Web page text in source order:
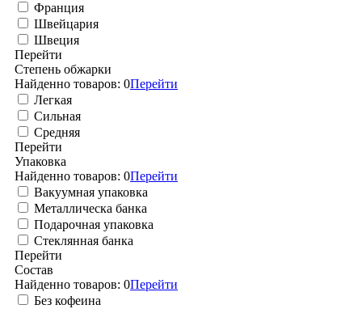
Франция
Швейцария
Швеция
Перейти
Степень обжарки
Найденно товаров: 0Перейти
Легкая
Сильная
Средняя
Перейти
Упаковка
Найденно товаров: 0Перейти
Вакуумная упаковка
Металлическа банка
Подарочная упаковка
Стеклянная банка
Перейти
Состав
Найденно товаров: 0Перейти
Без кофеина